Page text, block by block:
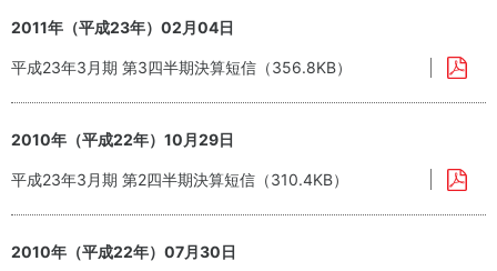
2011年（平成23年）02月04日
平成23年3月期 第3四半期決算短信（356.8KB）
2010年（平成22年）10月29日
平成23年3月期 第2四半期決算短信（310.4KB）
2010年（平成22年）07月30日